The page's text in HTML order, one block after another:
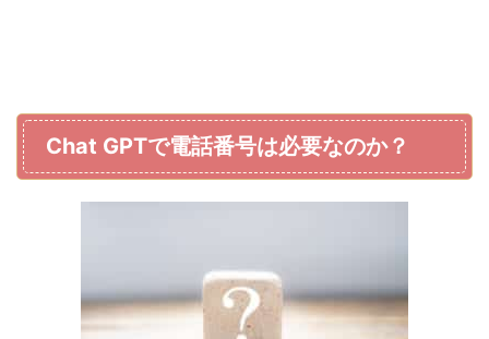
Chat GPTで電話番号は必要なのか？